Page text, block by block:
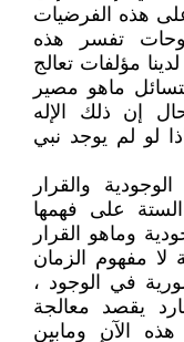
هذه الفرضيات
تفسر هذه
مؤلفات تعالج
ماهو مصير
إن ذلك الإله
لو لم يوجد نبي
والقرار
الستة على فهمها
وماهو القرار
لا مفهوم الزمان
في الوجود ،
يقصد معالجة
الآن ومابين